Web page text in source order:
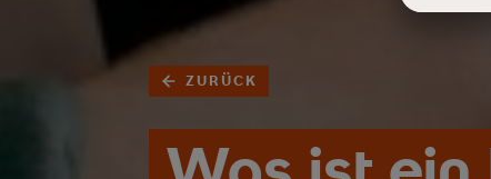
ZURÜCK